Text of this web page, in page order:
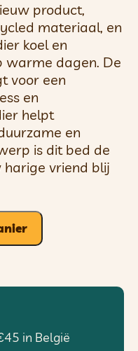
product,
materiaal, en
koel en
warme dagen. De
voor een
en
helpt
en
is dit bed de
vriend blij
in België